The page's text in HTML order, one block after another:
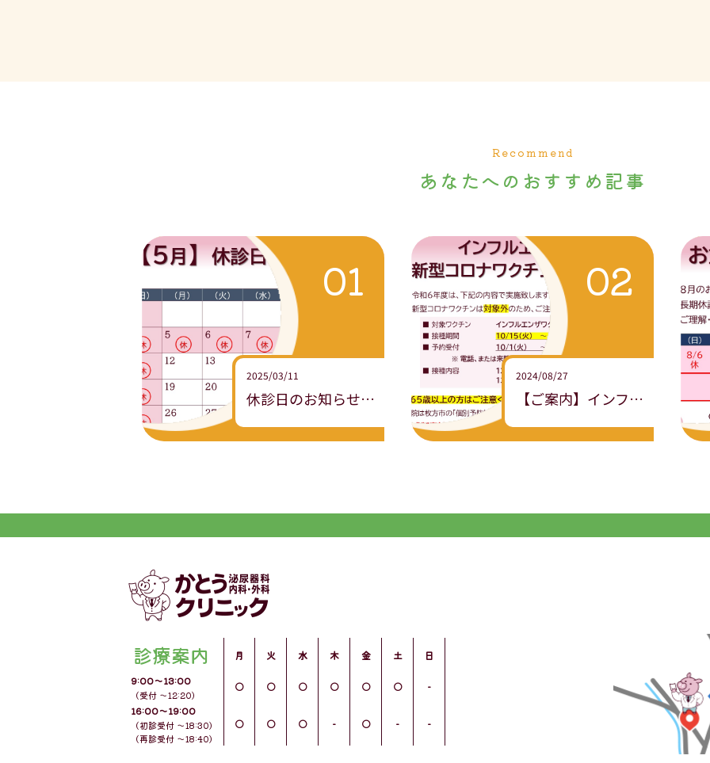
Recommend
あなたへのおすすめ記事
2025/03/11
休診日のお知らせ（2025年5月）
2024/08/27
【ご案内】インフルエンザおよび新型コロナワクチン接種について
診療案内 月 火 水 木 金 土
日
9:00〜13:00
（受付 ～12:20）
○ ○ ○ ○ ○ ○
-
16:00〜19:00
（初診受付 ～18:30）
（再診受付 ～18:40）
○ ○ ○ - ○ - -